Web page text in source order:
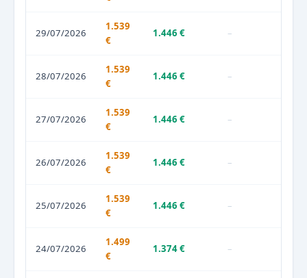
29/07/2026
1.539
€
1.446 € –
28/07/2026
1.539
€
1.446 € –
27/07/2026
1.539
€
1.446 € –
26/07/2026
1.539
€
1.446 € –
25/07/2026
1.539
€
1.446 € –
24/07/2026
1.499
€
1.374 € –